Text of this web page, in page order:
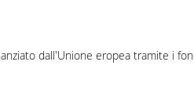
dall'Unione eropea tramite i